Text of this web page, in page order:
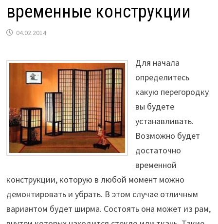
временные конструкции
04.02.2014
Для начала
определитесь
какую перегородку
вы будете
устанавливать.
Возможно будет
достаточно
временной
конструкции, которую в любой момент можно
демонтировать и убрать. В этом случае отличным
вариантом будет ширма. Состоять она может из рам,